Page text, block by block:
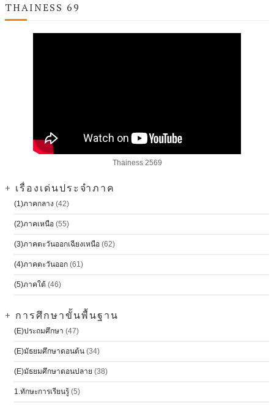
THAINESS 69
Thainess 2569
+ เรื่องเด่นประจำภาค
(1)ภาคกลาง (42)
(2)ภาคเหนือ (55)
(3)ภาคตะวันออกเฉียงเหนือ (62)
(4)ภาคตะวันออก (61)
(5)ภาคใต้ (46)
+ การศึกษาขั้นพื้นฐาน
(E)ประถมศึกษา (47)
(E)มัธยมศึกษาตอนต้น (34)
(E)มัธยมศึกษาตอนปลาย (38)
1.ทักษะการเรียนรู้ (5)